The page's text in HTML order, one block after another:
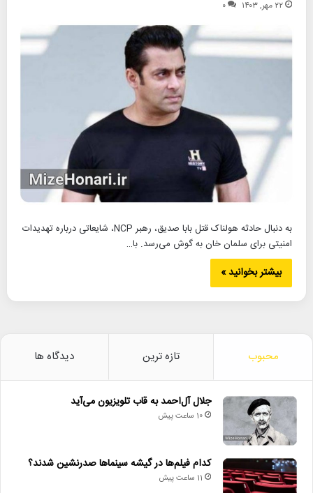
۲۲ مهر, ۱۴۰۳ ۰
به دنبال حادثه هولناک قتل بابا صدیق، رهبر NCP، شایعاتی درباره تهدیدات
امنیتی برای سلمان خان به گوش می‌رسد. با…
بیشتر بخوانید »
محبوب تازه ترین دیدگاه ها
جلال آل‌احمد به قاب تلویزیون می‌آید
10 ساعت پیش
کدام فیلم‌ها در گیشه سینماها صدرنشین شدند؟
11 ساعت پیش